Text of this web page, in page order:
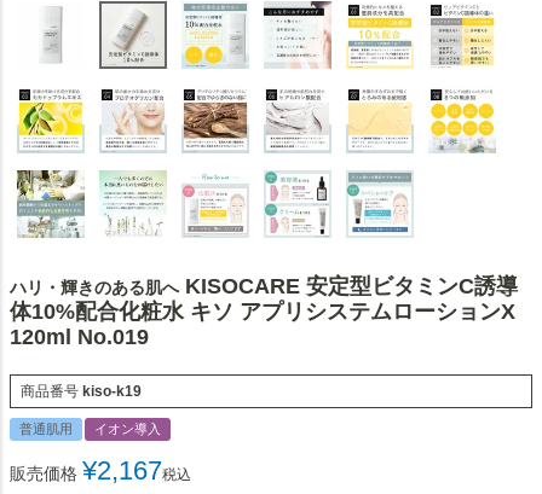
ハリ・輝きのある肌へ KISOCARE 安定型ビタミンC誘導
体10%配合化粧水 キソ アプリシステムローションX
120ml No.019
商品番号 kiso-k19
普通肌用 イオン導入
販売価格 ¥2,167税込